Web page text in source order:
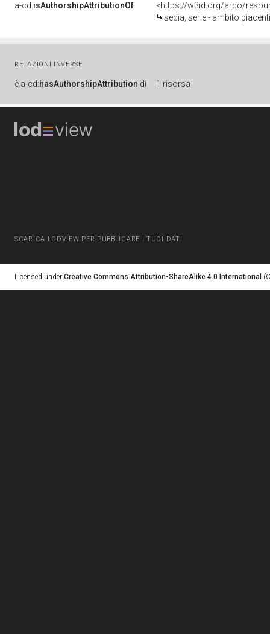
a-cd:isAuthorshipAttributionOf
<https://w3id.org/arco/
sedia, serie - ambito
RELAZIONI INVERSE
è a-cd:hasAuthorshipAttribution di 1 risorsa
SCARICA LODVIEW PER PUBBLICARE I TUOI DATI
Licensed under Creative Commons Attribution-ShareAlike 4.0 International